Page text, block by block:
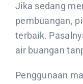
Jika sedang
pembuangan,
terbaik.
air buangan
Penggunaan